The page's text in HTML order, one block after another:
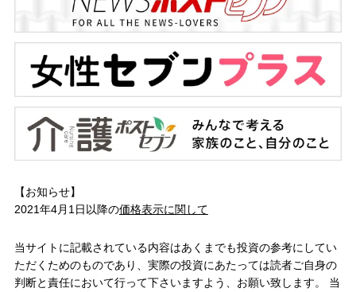
【お知らせ】
2021年4月1日以降の価格表示に関して
当サイトに記載されている内容はあくまでも投資の参考にしてい
ただくためのものであり、実際の投資にあたっては読者ご自身の
判断と責任において行って下さいますよう、お願い致します。 当